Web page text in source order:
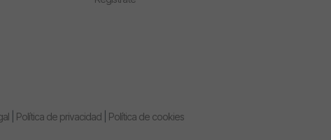
Política de privacidad Política de cookies